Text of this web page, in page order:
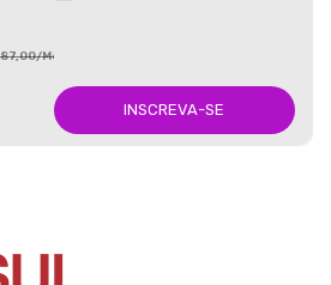
Mês
INSCREVA-SE